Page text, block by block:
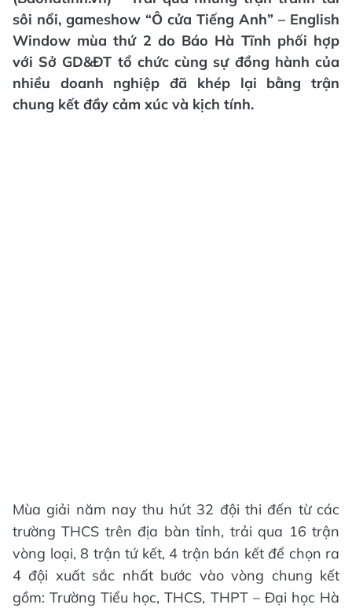
sôi nổi, gameshow “Ô cửa Tiếng Anh” – English
Window mùa thứ 2 do Báo Hà Tĩnh phối hợp
với Sở GD&ĐT tổ chức cùng sự đồng hành của
nhiều doanh nghiệp đã khép lại bằng trận
chung kết đầy cảm xúc và kịch tính.
Mùa giải năm nay thu hút 32 đội thi đến từ các
trường THCS trên địa bàn tỉnh, trải qua 16 trận
vòng loại, 8 trận tứ kết, 4 trận bán kết để chọn ra
4 đội xuất sắc nhất bước vào vòng chung kết
gồm: Trường Tiểu học, THCS, THPT – Đại học Hà